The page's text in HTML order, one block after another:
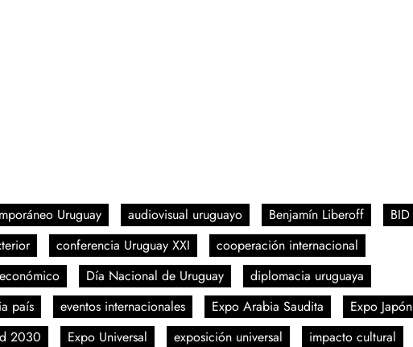
Uruguay audiovisual uruguayo Benjamín Liberoff
BID
conferencia Uruguay XXI
cooperación internacional
Día Nacional de Uruguay
diplomacia uruguaya
país eventos internacionales Expo Arabia Saudita
Expo Japón
2030 Expo Universal exposición universal impacto cultural